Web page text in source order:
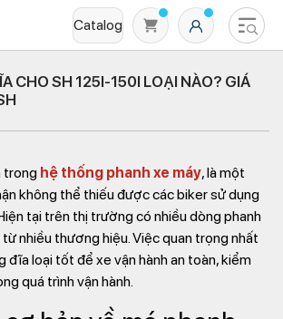
Catalog
có sản phẩm nào trong giỏ hàng
CHO SH 125I-150I LOẠI NÀO? GIÁ
trong hệ thống phanh xe máy, là một
không thể thiếu được các biker sử dụng
tại trên thị trường có nhiều dòng phanh
nhiều thương hiệu. Việc quan trọng nhất
đĩa loại tốt để xe vận hành an toàn, kiểm
quá trình vận hành.